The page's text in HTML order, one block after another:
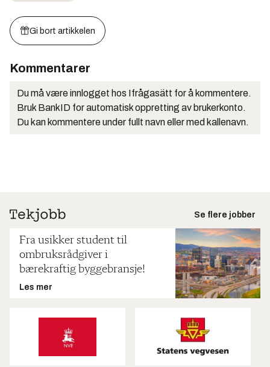
Gi bort artikkelen
Kommentarer
Du må være innlogget hos Ifrågasätt for å kommentere.
Bruk BankID for automatisk oppretting av brukerkonto.
Du kan kommentere under fullt navn eller med kallenavn.
Se flere jobber
Fra usikker student til
ombruksrådgiver i
bærekraftig byggebransje!
Les mer